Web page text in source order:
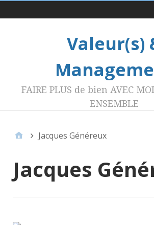
Menu 1
Valeur(s)
FAIRE PLUS de bien AVEC
ENSEMBLE
Jacques Généreux
Jacques